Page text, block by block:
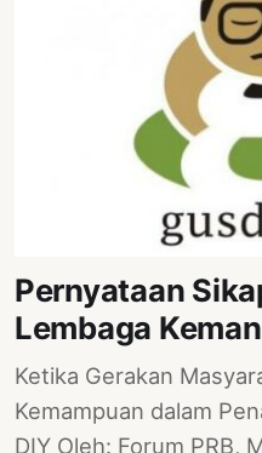
Pernyataan
Lembaga
Ketika Gerakan
Kemampuan dalam
DIY Oleh: Forum PRB,